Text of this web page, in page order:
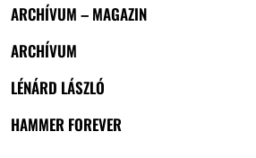
ARCHÍVUM – MAGAZIN
ARCHÍVUM
LÉNÁRD LÁSZLÓ
HAMMER FOREVER